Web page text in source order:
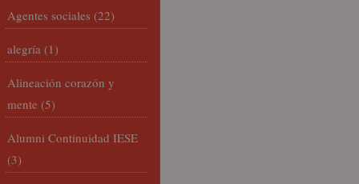
Agentes sociales (22)
alegría (1)
Alineación corazón y
mente (5)
Alumni Continuidad IESE
(3)